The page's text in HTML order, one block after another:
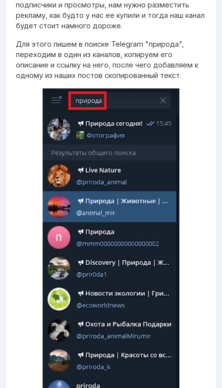
подписчики и просмотры, нам нужно разместить
рекламу, как будто у нас ее купили и тогда наш канал
будет стоит намного дороже.
Для этого пишем в поиске Telegram "природа",
переходим в один из каналов, копируем его
описание и ссылку на него, после чего добавляем к
одному из наших постов скопированный текст.